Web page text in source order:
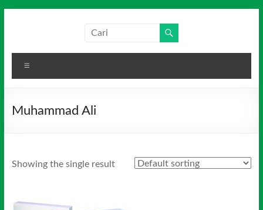
Media
Indonesia
Muhammad Ali
Showing the single result